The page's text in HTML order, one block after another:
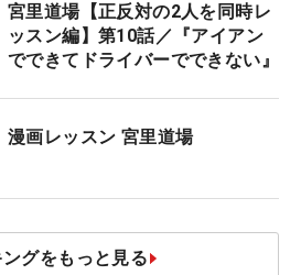
宮里道場【正反対の2人を同時レ
ッスン編】第10話／『アイアン
でできてドライバーでできない』
漫画レッスン 宮里道場
グをもっと見る